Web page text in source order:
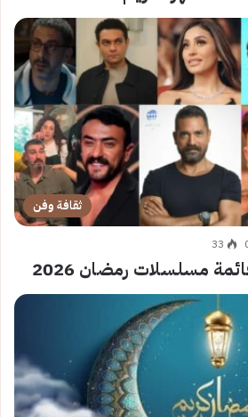
ثقافة وفن
33
مسلسلات رمضان 2026